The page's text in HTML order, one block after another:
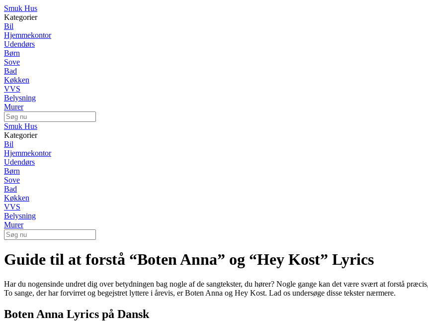
Smuk Hus
Kategorier
Bil
Hjemmekontor
Udendørs
Børn
Sove
Bad
Køkken
VVS
Belysning
Murer
Smuk Hus
Kategorier
Bil
Hjemmekontor
Udendørs
Børn
Sove
Bad
Køkken
VVS
Belysning
Murer
Guide til at forstå “Boten Anna” og “Hey Kost” Lyrics
Har du nogensinde undret dig over betydningen bag nogle af de sangtekster, du hører? Nogle gange kan det være svært at forstå
To sange, der har forvirret og begejstret lyttere i årevis, er Boten Anna og Hey Kost. Lad os undersøge disse tekster nærmere.
Boten Anna Lyrics på Dansk